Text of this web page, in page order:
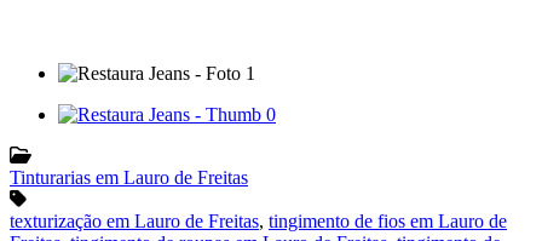
Tinturarias em Lauro de Freitas
texturização em Lauro de Freitas, tingimento de fios em Lauro de